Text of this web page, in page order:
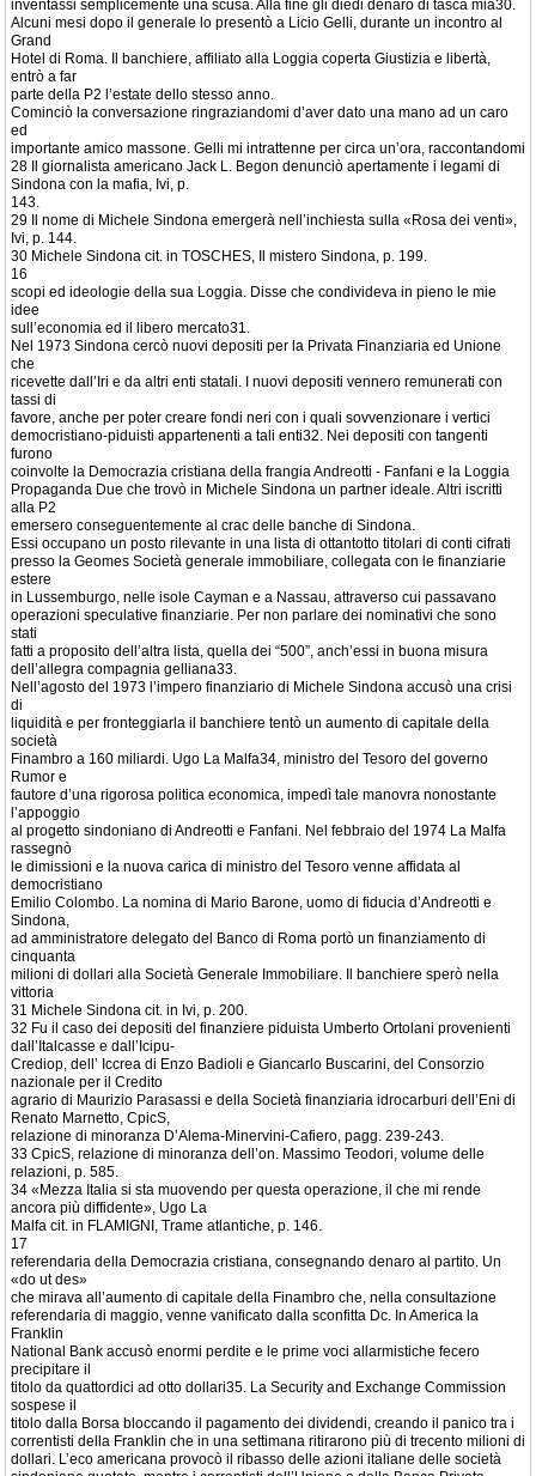
inventassi semplicemente una scusa. Alla fine gli diedi denaro di tasca mia30.
Alcuni mesi dopo il generale lo presentò a Licio Gelli, durante un incontro al
Grand
Hotel di Roma. Il banchiere, affiliato alla Loggia coperta Giustizia e libertà,
entrò a far
parte della P2 l’estate dello stesso anno.
Cominciò la conversazione ringraziandomi d’aver dato una mano ad un caro
ed
importante amico massone. Gelli mi intrattenne per circa un’ora, raccontandomi
28 Il giornalista americano Jack L. Begon denunciò apertamente i legami di
Sindona con la mafia, Ivi, p.
143.
29 Il nome di Michele Sindona emergerà nell’inchiesta sulla «Rosa dei venti»,
Ivi, p. 144.
30 Michele Sindona cit. in TOSCHES, Il mistero Sindona, p. 199.
16
scopi ed ideologie della sua Loggia. Disse che condivideva in pieno le mie
idee
sull’economia ed il libero mercato31.
Nel 1973 Sindona cercò nuovi depositi per la Privata Finanziaria ed Unione
che
ricevette dall’Iri e da altri enti statali. I nuovi depositi vennero remunerati con
tassi di
favore, anche per poter creare fondi neri con i quali sovvenzionare i vertici
democristiano-piduisti appartenenti a tali enti32. Nei depositi con tangenti
furono
coinvolte la Democrazia cristiana della frangia Andreotti - Fanfani e la Loggia
Propaganda Due che trovò in Michele Sindona un partner ideale. Altri iscritti
alla P2
emersero conseguentemente al crac delle banche di Sindona.
Essi occupano un posto rilevante in una lista di ottantotto titolari di conti cifrati
presso la Geomes Società generale immobiliare, collegata con le finanziarie
estere
in Lussemburgo, nelle isole Cayman e a Nassau, attraverso cui passavano
operazioni speculative finanziarie. Per non parlare dei nominativi che sono
stati
fatti a proposito dell’altra lista, quella dei “500”, anch’essi in buona misura
dell’allegra compagnia gelliana33.
Nell’agosto del 1973 l’impero finanziario di Michele Sindona accusò una crisi
di
liquidità e per fronteggiarla il banchiere tentò un aumento di capitale della
società
Finambro a 160 miliardi. Ugo La Malfa34, ministro del Tesoro del governo
Rumor e
fautore d’una rigorosa politica economica, impedì tale manovra nonostante
l’appoggio
al progetto sindoniano di Andreotti e Fanfani. Nel febbraio del 1974 La Malfa
rassegnò
le dimissioni e la nuova carica di ministro del Tesoro venne affidata al
democristiano
Emilio Colombo. La nomina di Mario Barone, uomo di fiducia d’Andreotti e
Sindona,
ad amministratore delegato del Banco di Roma portò un finanziamento di
cinquanta
milioni di dollari alla Società Generale Immobiliare. Il banchiere sperò nella
vittoria
31 Michele Sindona cit. in Ivi, p. 200.
32 Fu il caso dei depositi del finanziere piduista Umberto Ortolani provenienti
dall’Italcasse e dall’Icipu-
Crediop, dell’ Iccrea di Enzo Badioli e Giancarlo Buscarini, del Consorzio
nazionale per il Credito
agrario di Maurizio Parasassi e della Società finanziaria idrocarburi dell’Eni di
Renato Marnetto, CpicS,
relazione di minoranza D’Alema-Minervini-Cafiero, pagg. 239-243.
33 CpicS, relazione di minoranza dell’on. Massimo Teodori, volume delle
relazioni, p. 585.
34 «Mezza Italia si sta muovendo per questa operazione, il che mi rende
ancora più diffidente», Ugo La
Malfa cit. in FLAMIGNI, Trame atlantiche, p. 146.
17
referendaria della Democrazia cristiana, consegnando denaro al partito. Un
«do ut des»
che mirava all’aumento di capitale della Finambro che, nella consultazione
referendaria di maggio, venne vanificato dalla sconfitta Dc. In America la
Franklin
National Bank accusò enormi perdite e le prime voci allarmistiche fecero
precipitare il
titolo da quattordici ad otto dollari35. La Security and Exchange Commission
sospese il
titolo dalla Borsa bloccando il pagamento dei dividendi, creando il panico tra i
correntisti della Franklin che in una settimana ritirarono più di trecento milioni di
dollari. L’eco americana provocò il ribasso delle azioni italiane delle società